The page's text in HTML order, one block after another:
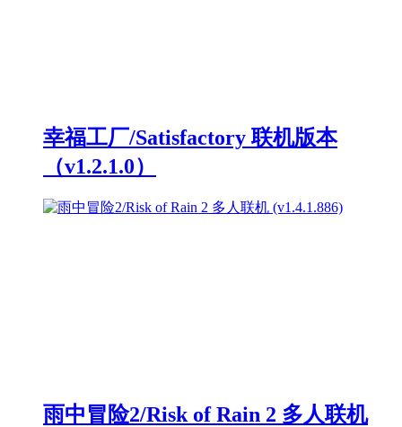
幸福工厂/Satisfactory 联机版本
（v1.2.1.0）
雨中冒险2/Risk of Rain 2 多人联机